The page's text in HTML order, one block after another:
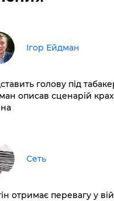
Ігор Ейдман
голову під
описав сценарій
Сеть
отримає перевагу у